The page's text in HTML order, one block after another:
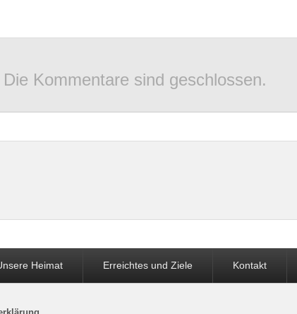
Die Kommentare sind geschlossen.
Heimat Erreichtes und Ziele Kontakt